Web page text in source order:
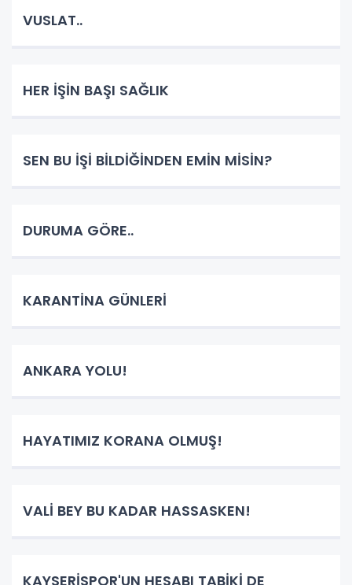
VUSLAT..
HER İŞİN BAŞI SAĞLIK
SEN BU İŞİ BİLDİĞİNDEN EMİN MİSİN?
DURUMA GÖRE..
KARANTİNA GÜNLERİ
ANKARA YOLU!
HAYATIMIZ KORANA OLMUŞ!
VALİ BEY BU KADAR HASSASKEN!
KAYSERİSPOR'UN HESABI TABİKİ DE